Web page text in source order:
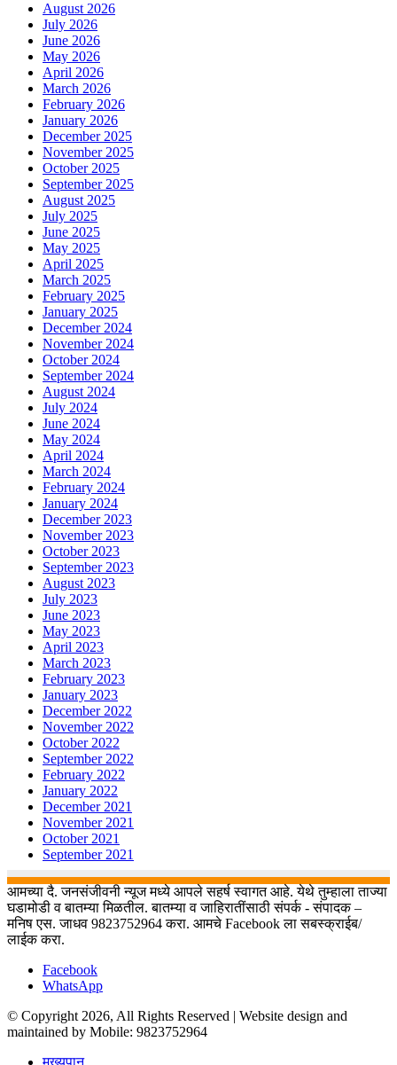
August 2026
July 2026
June 2026
May 2026
April 2026
March 2026
February 2026
January 2026
December 2025
November 2025
October 2025
September 2025
August 2025
July 2025
June 2025
May 2025
April 2025
March 2025
February 2025
January 2025
December 2024
November 2024
October 2024
September 2024
August 2024
July 2024
June 2024
May 2024
April 2024
March 2024
February 2024
January 2024
December 2023
November 2023
October 2023
September 2023
August 2023
July 2023
June 2023
May 2023
April 2023
March 2023
February 2023
January 2023
December 2022
November 2022
October 2022
September 2022
February 2022
January 2022
December 2021
November 2021
October 2021
September 2021
आमच्या दै. जनसंजीवनी न्यूज मध्ये आपले सहर्ष स्वागत आहे. येथे तुम्हाला ताज्या
घडामोडी व बातम्या मिळतील. बातम्या व जाहिरातींसाठी संपर्क - संपादक –
मनिष एस. जाधव 9823752964 करा. आमचे Facebook ला सबस्क्राईब/
लाईक करा.
Facebook
WhatsApp
© Copyright 2026, All Rights Reserved | Website design and
maintained by Mobile: 9823752964
मुख्यपान